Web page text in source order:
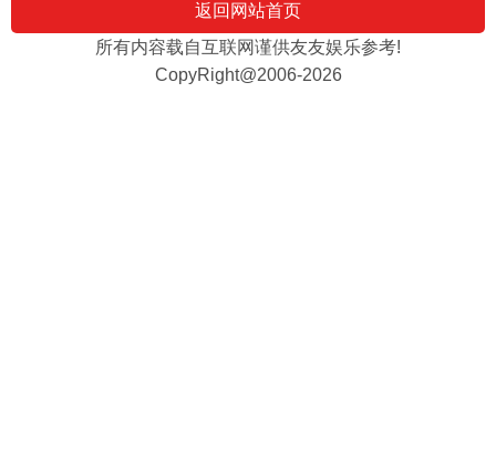
返回网站首页
所有内容载自互联网谨供友友娱乐参考!
CopyRight@2006-2026